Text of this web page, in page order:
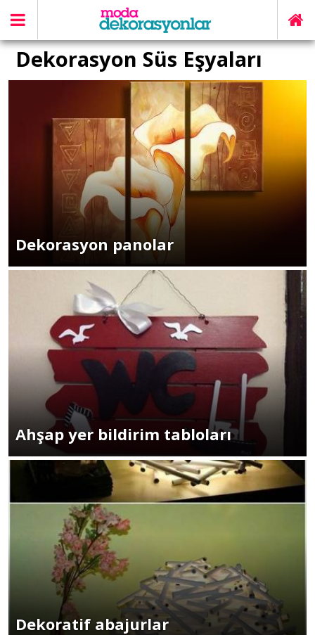
Dekorasyon Süs Eşyaları
Dekorasyon panolar
Ahşap yer bildirim tabloları
Dekoratif abajurlar